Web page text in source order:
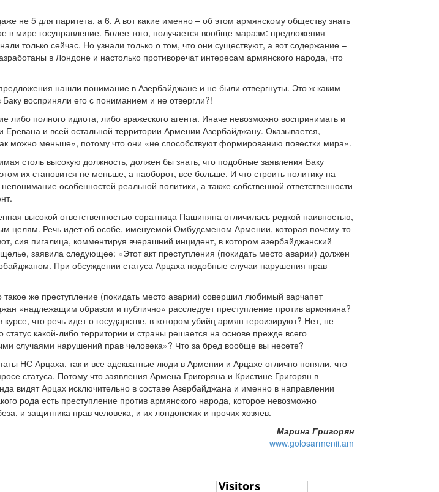
не 5 для паритета, а 6. А вот какие именно – об этом армянскому обществу знать
в мире госуправление. Более того, получается вообще маразм: предложения
только сейчас. Но узнали только о том, что они существуют, а вот содержание –
в Лондоне и настолько противоречат интересам армянского народа, что
нашли понимание в Азербайджане и не были отвергнуты. Это ж каким
восприняли его с пониманием и не отвергли?!
либо полного идиота, либо вражеского агента. Иначе невозможно воспринимать и
и всей остальной территории Армении Азербайджану. Оказывается,
можно меньше», потому что они «не способствуют формированию повестки мира».
столь высокую должность, должен бы знать, что подобные заявления Баку
их становится не меньше, а наоборот, все больше. И что строить политику на
особенностей реальной политики, а также собственной ответственности
высокой ответственностью соратница Пашиняна отличилась редкой наивностью,
целям. Речь идет об особе, именуемой Омбудсменом Армении, которая почему-то
сия пигалица, комментируя вчерашний инцидент, в котором азербайджанский
заявила следующее: «Этот акт преступления (покидать место аварии) должен
При обсуждении статуса Арцаха подобные случаи нарушения прав
такое же преступление (покидать место аварии) совершил любимый варчапет
«надлежащим образом и публично» расследует преступление против армянина?
что речь идет о государстве, в котором убийц армян героизируют? Нет, не
какой-либо территории и страны решается на основе прежде всего
случаями нарушений прав человека»? Что за бред вообще вы несете?
НС Арцаха, так и все адекватные люди в Армении и Арцахе отлично поняли, что
статуса. Потому что заявления Армена Григоряна и Кристине Григорян в
видят Арцах исключительно в составе Азербайджана и именно в направлении
рода есть преступление против армянского народа, которое невозможно
и защитника прав человека, и их лондонских и прочих хозяев.
Марина Григорян
www.golosarmenii.am